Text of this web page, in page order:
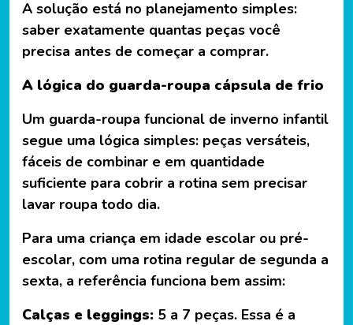
A solução está no planejamento simples:
saber exatamente quantas peças você
precisa antes de começar a comprar.
A lógica do guarda-roupa cápsula de frio
Um guarda-roupa funcional de inverno infantil
segue uma lógica simples: peças versáteis,
fáceis de combinar e em quantidade
suficiente para cobrir a rotina sem precisar
lavar roupa todo dia.
Para uma criança em idade escolar ou pré-
escolar, com uma rotina regular de segunda a
sexta, a referência funciona bem assim:
Calças e leggings: 5 a 7 peças. Essa é a